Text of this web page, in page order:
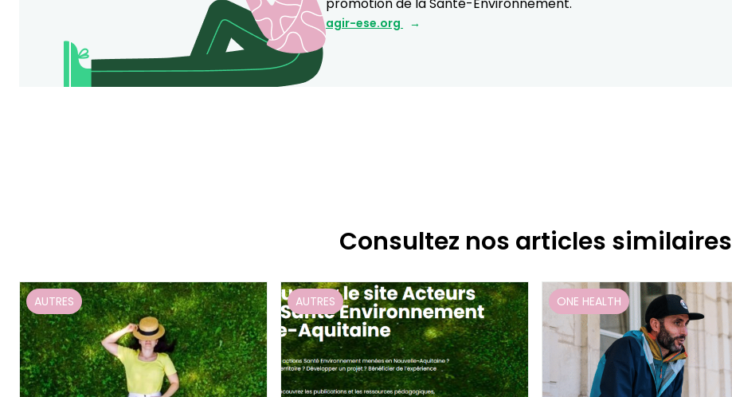
agir-ese.org
Consultez nos articles similaires
AUTRES AUTRES ONE HEALTH